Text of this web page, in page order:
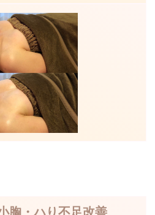
胸・ハり不足改善